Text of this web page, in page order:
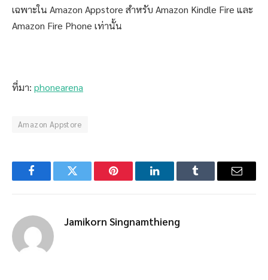
เฉพาะใน Amazon Appstore สำหรับ Amazon Kindle Fire และ
Amazon Fire Phone เท่านั้น
ที่มา: phonearena
Amazon Appstore
FacebookTwitter Pinterest LinkedInTumblr Email
Jamikorn Singnamthieng